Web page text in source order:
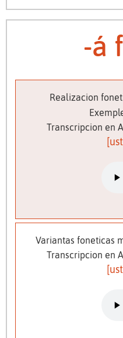
-á
Realizacion
Transcripcion en
Variantas foneticas
Transcripcion en